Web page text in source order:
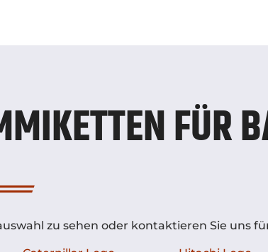
FÜR
zu sehen oder kontaktieren Sie uns